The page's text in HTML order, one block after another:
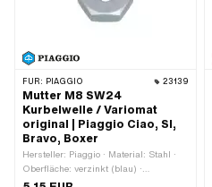
FÜR: PIAGGIO 23139
Mutter M8 SW24
Kurbelwelle / Variomat
original | Piaggio Ciao, SI,
Bravo, Boxer
Hersteller: Piaggio · Material: Stahl ·
Oberfläche: verzinkt (blau) ·
Mutternart: Sechskantmutter 0.8D ·